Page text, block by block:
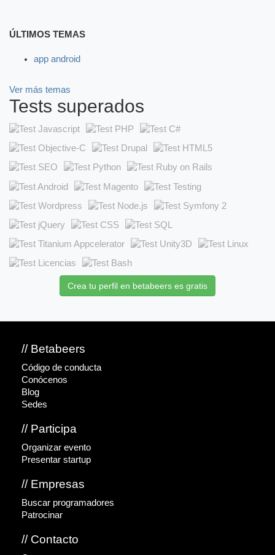
ÚLTIMOS TEMAS
app android
Ver más temas
Tests superados
Crea tu perfil en betabeers es gratis
// Betabeers
Código de conducta
Conócenos
Blog
Sedes
// Participa
Organizar evento
Presentar startup
// Empresas
Buscar programadores
Patrocinar
// Contacto